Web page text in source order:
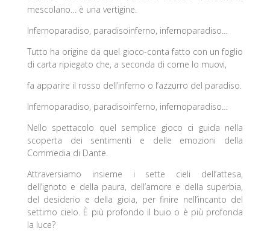
mescolano… è una vertigine.
Infernoparadiso, paradisoinferno, infernoparadiso…
Tutto ha origine da quel gioco-conta fatto con un foglio
di carta ripiegato che, a seconda di come lo muovi,
fa apparire il rosso dell’inferno o l’azzurro del paradiso.
Infernoparadiso, paradisoinferno, infernoparadiso…
Nello spettacolo quel semplice gioco ci guida nella
scoperta dei sentimenti e delle emozioni della
Commedia di Dante.
Attraversiamo insieme i sette cieli dell’attesa,
dell’ignoto e della paura, dell’amore e della superbia,
del desiderio e della gioia, per finire nell’incanto del
settimo cielo. È più profondo il buio o è più profonda
la luce?